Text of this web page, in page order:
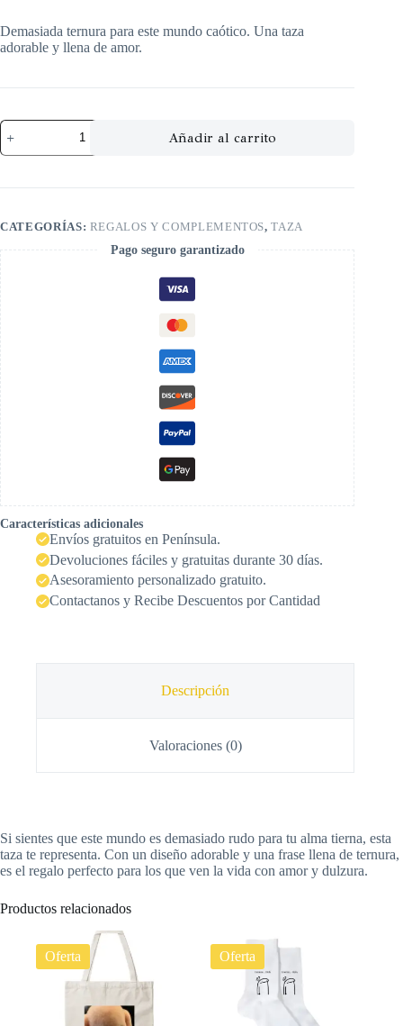
Demasiada ternura para este mundo caótico. Una taza
adorable y llena de amor.
Añadir al carrito
CATEGORÍAS: REGALOS Y COMPLEMENTOS,TAZA
Pago seguro garantizado
Características adicionales
Envíos gratuitos en Península.
Devoluciones fáciles y gratuitas durante 30 días.
Asesoramiento personalizado gratuito.
Contactanos y Recibe Descuentos por Cantidad
Descripción
Valoraciones (0)
Si sientes que este mundo es demasiado rudo para tu alma tierna, esta
taza te representa. Con un diseño adorable y una frase llena de ternura,
es el regalo perfecto para los que ven la vida con amor y dulzura.
Productos relacionados
Oferta Oferta